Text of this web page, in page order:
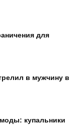
для
в мужчину в
купальники